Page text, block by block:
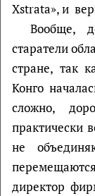
Xstrata», и
Вообще,
старатели
стране, так
Конго
сложно,
практически
не
директор